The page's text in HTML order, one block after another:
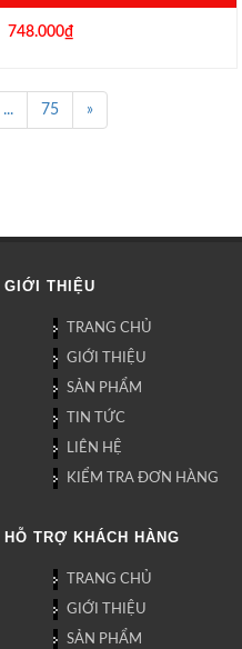
748.000₫
... 75 »
GIỚI THIỆU
TRANG CHỦ
GIỚI THIỆU
SẢN PHẨM
TIN TỨC
LIÊN HỆ
KIỂM TRA ĐƠN HÀNG
HỖ TRỢ KHÁCH HÀNG
TRANG CHỦ
GIỚI THIỆU
SẢN PHẨM